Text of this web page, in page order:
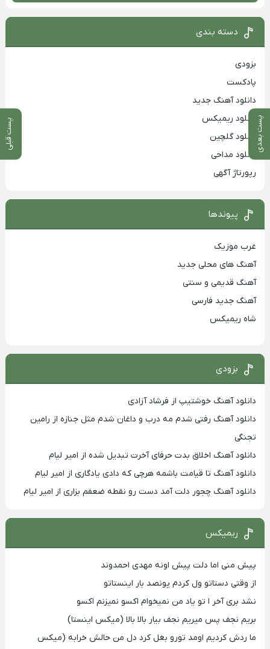
پست بعدی پست قبلی
دسته بندی
بزودی
پادکست
دانلود آهنگ جدید
دانلود ریمیکس
دانلود گلچین
دانلود مداحی
رپورتاژ آگهی
پیوندها
غرب موزیک
آهنگ های محلی جدید
آهنگ قدیمی و سنتی
آهنگ جدید فارسی
شاه ریمیکس
بزودی
دانلود آهنگ خوشتیپ از فرشاد آزادی
دانلود آهنگ رفتی شدم مه درب و داغان شدم مثل جنازه از رامین
تجنگی
دانلود آهنگ اخلاق بدت حرفای آخرت تبدیل شده از امیر لیام
دانلود آهنگ تا قیامت باشمه هرچی که دادی یادگاری از امیر لیام
دانلود آهنگ چجور دلت آمد دست رو نقطه ضعفم بزاری از امیر لیام
ریمیکس
پیش منی اما دلت پیش اونه مهدی احمدوند
از وقتی دستاتو ول کردم پونصد بار اینستاتو
نشد بری آخر ا تو یاد من نمیخوام اکسو نمیزنم اکسو
بریم نجف پس میریم نجف بیار بالا بالا (میکس اینستا)
ما ردش کردیم اومد تورو بغل کرد دل من حالش خرابه (میکس